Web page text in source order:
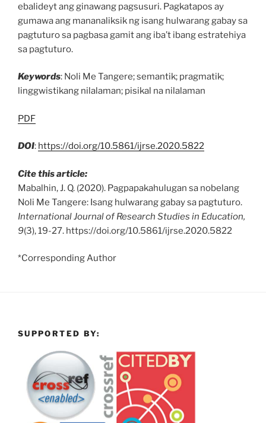
ebalideyt ang ginawang pagsusuri. Pagkatapos ay
gumawa ang mananaliksik ng isang hulwarang gabay sa
pagtuturo sa pagbasa gamit ang iba’t ibang estratehiya
sa pagtuturo.
Keywords: Noli Me Tangere; semantik; pragmatik;
linggwistikang nilalaman; pisikal na nilalaman
PDF
DOI: https://doi.org/10.5861/ijrse.2020.5822
Cite this article:
Mabalhin, J. Q. (2020). Pagpapakahulugan sa nobelang
Noli Me Tangere: Isang hulwarang gabay sa pagtuturo.
International Journal of Research Studies in Education,
9(3), 19-27. https://doi.org/10.5861/ijrse.2020.5822
*Corresponding Author
SUPPORTED BY: